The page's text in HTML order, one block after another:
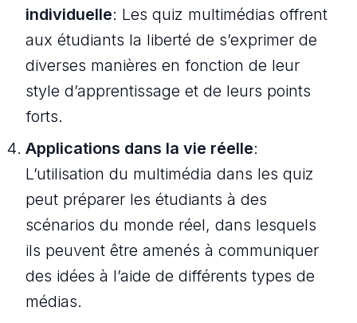
individuelle: Les quiz multimédias offrent
aux étudiants la liberté de s’exprimer de
diverses manières en fonction de leur
style d’apprentissage et de leurs points
forts.
Applications dans la vie réelle:
L’utilisation du multimédia dans les quiz
peut préparer les étudiants à des
scénarios du monde réel, dans lesquels
ils peuvent être amenés à communiquer
des idées à l’aide de différents types de
médias.